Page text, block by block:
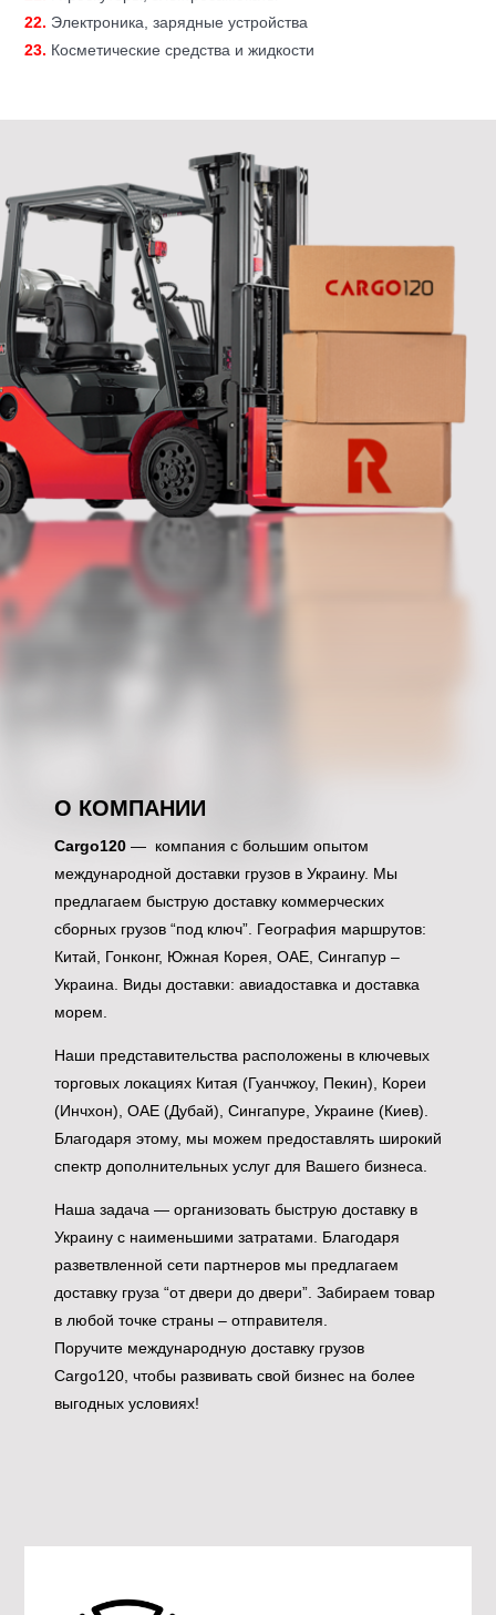
22. Электроника, зарядные устройства
23. Косметические средства и жидкости
О КОМПАНИИ
Cargo120 — компания с большим опытом
международной доставки грузов в Украину. Мы
предлагаем быструю доставку коммерческих
сборных грузов “под ключ”. География маршрутов:
Китай, Гонконг, Южная Корея, ОАЕ, Сингапур –
Украина. Виды доставки: авиадоставка и доставка
морем.
Наши представительства расположены в ключевых
торговых локациях Китая (Гуанчжоу, Пекин), Кореи
(Инчхон), ОАЕ (Дубай), Сингапуре, Украине (Киев).
Благодаря этому, мы можем предоставлять широкий
спектр дополнительных услуг для Вашего бизнеса.
Наша задача — организовать быструю доставку в
Украину с наименьшими затратами. Благодаря
разветвленной сети партнеров мы предлагаем
доставку груза “от двери до двери”. Забираем товар
в любой точке страны – отправителя.
Поручите международную доставку грузов
Cargo120, чтобы развивать свой бизнес на более
выгодных условиях!